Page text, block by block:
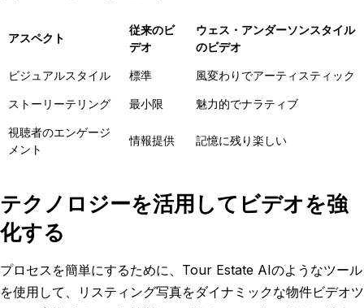
アスペクト
従来のビ
デオ
ウェス・アンダーソンスタイル
のビデオ
ビジュアルスタイル 標準 風変わりでアーティスティック
ストーリーテリング 最小限 魅力的でナラティブ
視聴者のエンゲージ
メント
情報提供 記憶に残り楽しい
テクノロジーを活用してビデオを強
化する
プロセスを簡単にするために、Tour Estate AIのようなツール
を使用して、リスティング写真をダイナミックな物件ビデオツ